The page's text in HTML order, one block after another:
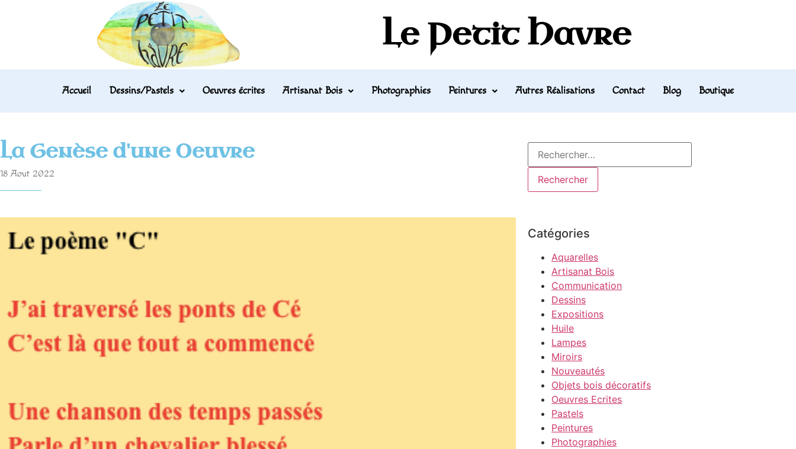
Le Petit Havre
Accueil Dessins/Pastels Oeuvres écrites Artisanat Bois Photographies Peintures Autres Réalisations Contact Blog Boutique
La Genèse d'une Oeuvre
18 Aout 2022
Catégories
Aquarelles
Artisanat Bois
Communication
Dessins
Expositions
Huile
Lampes
Miroirs
Nouveautés
Objets bois décoratifs
Oeuvres Ecrites
Pastels
Peintures
Photographies